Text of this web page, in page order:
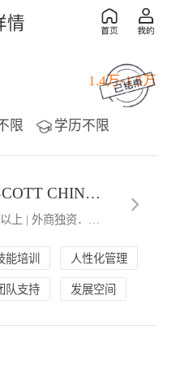
情
1.4万-1.5万
限 学历不限
雅诗阁中国 ASCOTT CHINA（华东区）
上 | 外商独资．外企办事处
能培训 人性化管理
队支持 发展空间